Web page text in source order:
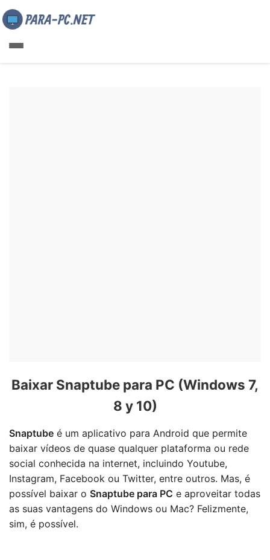
Baixar Snaptube para PC (Windows 7,
8 y 10)
Snaptube é um aplicativo para Android que permite
baixar vídeos de quase qualquer plataforma ou rede
social conhecida na internet, incluindo Youtube,
Instagram, Facebook ou Twitter, entre outros. Mas, é
possível baixar o Snaptube para PC e aproveitar todas
as suas vantagens do Windows ou Mac? Felizmente,
sim, é possível.